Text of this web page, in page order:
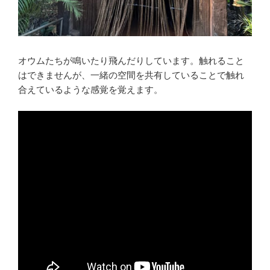
オウムたちが鳴いたり飛んだりしています。触れること
はできませんが、一緒の空間を共有していることで触れ
合えているような感覚を覚えます。